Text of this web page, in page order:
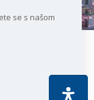
pridržana |
se s našom